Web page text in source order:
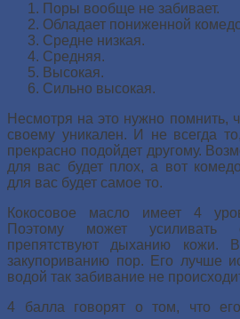
Поры вообще не забивает.
Обладает пониженной
Средне низкая.
Средняя.
Высокая.
Сильно высокая.
Несмотря на это нужно помнить,
своему уникален. И не всегда
прекрасно подойдет другому.
для вас будет плох, а вот
для вас будет самое то.
Кокосовое масло имеет 4
Поэтому может усиливать
препятствуют дыханию кожи.
закупориванию пор. Его лучше
водой так забивание не
4 балла говорят о том, что